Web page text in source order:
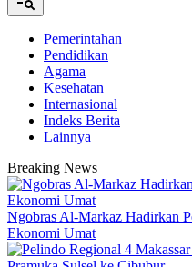
Pemerintahan
Pendidikan
Agama
Kesehatan
Internasional
Indeks Berita
Lainnya
Breaking News
Ngobras Al-Markaz Hadirkan
Ekonomi Umat